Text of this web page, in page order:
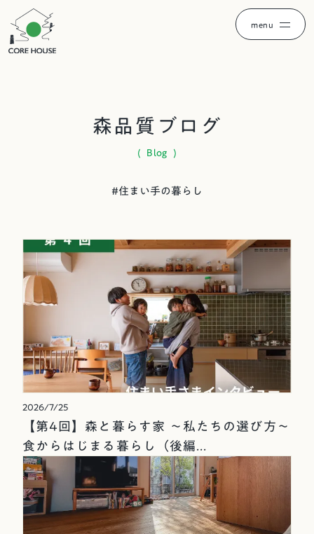
menu
森品質ブログ
( Blog )
#住まい手の暮らし
2026/7/25
【第4回】森と暮らす家 ～私たちの選び方～
食からはじまる暮らし（後編...